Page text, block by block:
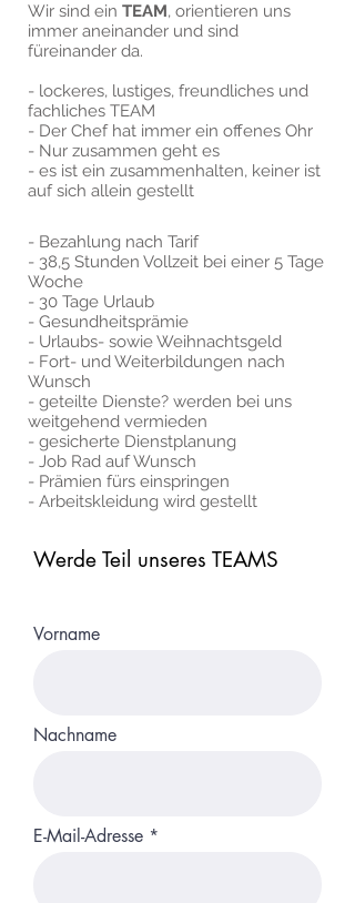
Wir sind ein TEAM, orientieren uns
immer aneinander und sind
füreinander da.
- lockeres, lustiges, freundliches und
fachliches TEAM
- Der Chef hat immer ein offenes Ohr
- Nur zusammen geht es
- es ist ein zusammenhalten, keiner ist
auf sich allein gestellt
- Bezahlung nach Tarif
- 38,5 Stunden Vollzeit bei einer 5 Tage
Woche
- 30 Tage Urlaub
- Gesundheitsprämie
- Urlaubs- sowie Weihnachtsgeld
- Fort- und Weiterbildungen nach
Wunsch
- geteilte Dienste? werden bei uns
weitgehend vermieden
- gesicherte Dienstplanung
- Job Rad auf Wunsch
- Prämien fürs einspringen
- Arbeitskleidung wird gestellt
Werde Teil unseres TEAMS
Vorname
Nachname
E-Mail-Adresse